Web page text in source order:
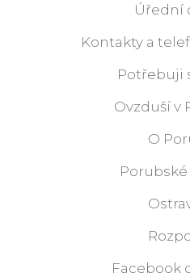
Úřední
Kontakty a
Potřebuji
Ovzduší v
O
Facebook